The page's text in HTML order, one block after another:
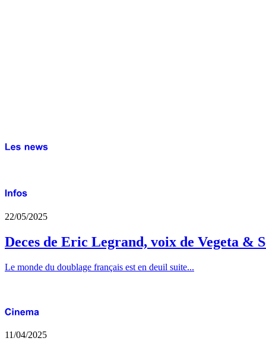
22/05/2025
Deces de Eric Legrand, voix de Vegeta &
Le monde du doublage français est en deuil suite...
11/04/2025